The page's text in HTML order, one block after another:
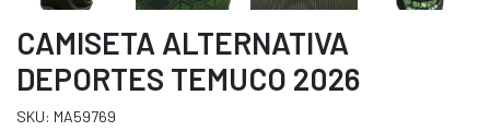
CAMISETA ALTERNATIVA
DEPORTES TEMUCO 2026
SKU: MA59769